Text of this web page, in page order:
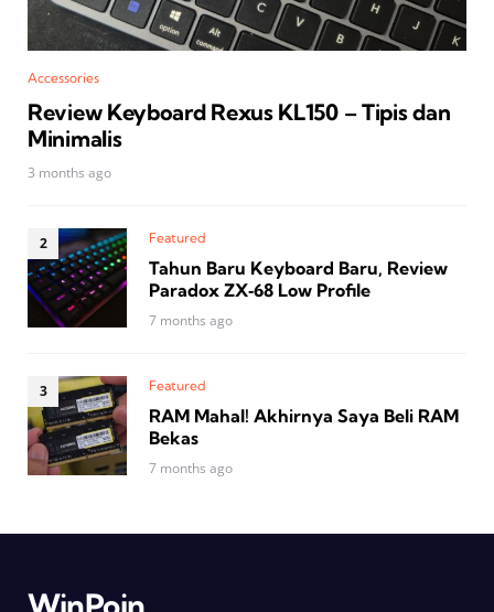
Accessories
Review Keyboard Rexus KL150 – Tipis dan
Minimalis
3 months ago
Featured
Tahun Baru Keyboard Baru, Review
Paradox ZX‑68 Low Profile
7 months ago
Featured
RAM Mahal! Akhirnya Saya Beli RAM
Bekas
7 months ago